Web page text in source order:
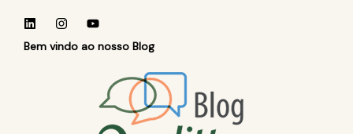
Bem vindo ao nosso Blog